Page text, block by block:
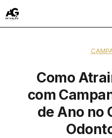
Como
com
de Ano no